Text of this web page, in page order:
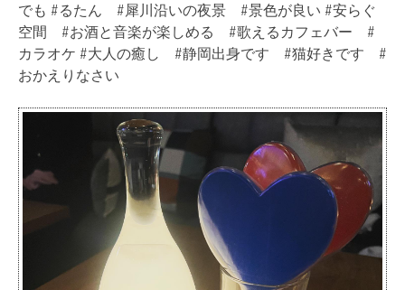
でも #るたん #犀川沿いの夜景 #景色が良い #安らぐ
空間 #お酒と音楽が楽しめる #歌えるカフェバー #
カラオケ #大人の癒し #静岡出身です #猫好きです #
おかえりなさい